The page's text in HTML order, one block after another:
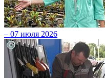
– 07 июля 2026